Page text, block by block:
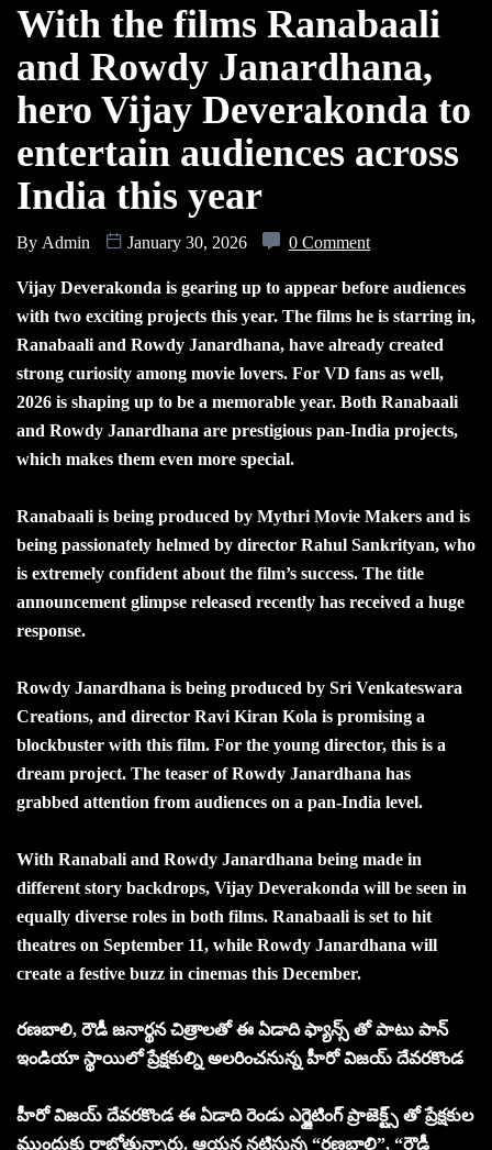
With the films Ranabaali
and Rowdy Janardhana,
hero Vijay Deverakonda to
entertain audiences across
India this year
By Admin January 30, 2026 0 Comment
Vijay Deverakonda is gearing up to appear before audiences
with two exciting projects this year. The films he is starring in,
Ranabaali and Rowdy Janardhana, have already created
strong curiosity among movie lovers. For VD fans as well,
2026 is shaping up to be a memorable year. Both Ranabaali
and Rowdy Janardhana are prestigious pan-India projects,
which makes them even more special.
Ranabaali is being produced by Mythri Movie Makers and is
being passionately helmed by director Rahul Sankrityan, who
is extremely confident about the film’s success. The title
announcement glimpse released recently has received a huge
response.
Rowdy Janardhana is being produced by Sri Venkateswara
Creations, and director Ravi Kiran Kola is promising a
blockbuster with this film. For the young director, this is a
dream project. The teaser of Rowdy Janardhana has
grabbed attention from audiences on a pan-India level.
With Ranabali and Rowdy Janardhana being made in
different story backdrops, Vijay Deverakonda will be seen in
equally diverse roles in both films. Ranabaali is set to hit
theatres on September 11, while Rowdy Janardhana will
create a festive buzz in cinemas this December.
రణబాలి, రౌడీ జనార్థన చిత్రాలతో ఈ ఏడాది ఫ్యాన్స్ తో పాటు పాన్
ఇండియా స్థాయిలో ప్రేక్షకుల్ని అలరించనున్న హీరో విజయ్ దేవరకొండ
హీరో విజయ్ దేవరకొండ ఈ ఏడాది రెండు ఎగ్జైటింగ్ ప్రాజెక్ట్స్ తో ప్రేక్షకుల
ముందుకు రాబోతున్నారు. ఆయన నటిస్తున్న “రణబాలి”, “రౌడీ